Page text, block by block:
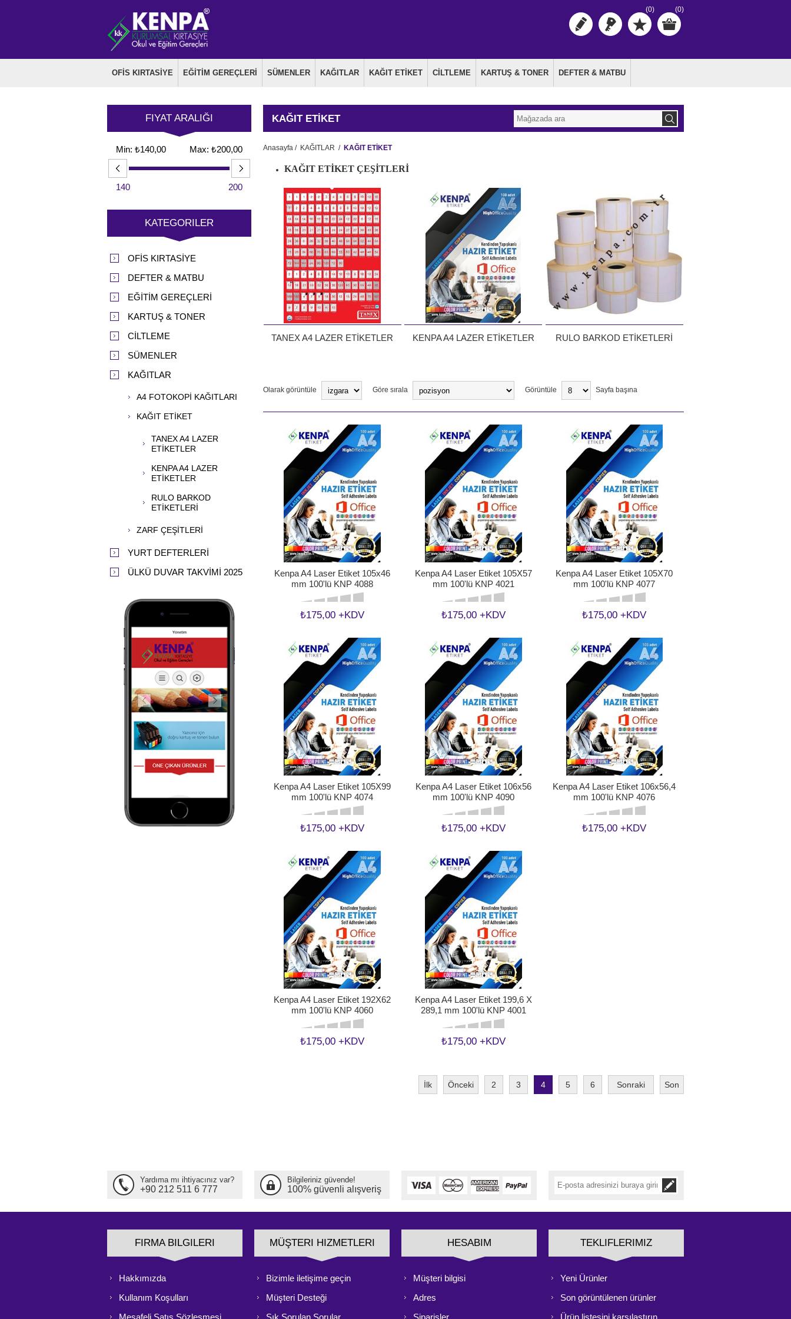
(0) (0)
OFİS KIRTASİYE EĞİTİM GEREÇLERİ SÜMENLER KAĞITLAR KAĞIT ETİKET CİLTLEME KARTUŞ & TONER DEFTER & MATBU
KAĞIT ETİKET
Anasayfa / KAĞITLAR / KAĞIT ETİKET
KAĞIT ETİKET ÇEŞİTLERİ
TANEX A4 LAZER ETİKETLER KENPA A4 LAZER ETİKETLER RULO BARKOD ETİKETLERİ
Olarak görüntüle Göre sırala Görüntüle Sayfa başına
Kenpa A4 Laser Etiket 105x46
mm 100'lü KNP 4088
₺175,00 +KDV
Kenpa A4 Laser Etiket 105X57
mm 100'lü KNP 4021
₺175,00 +KDV
Kenpa A4 Laser Etiket 105X70
mm 100'lü KNP 4077
₺175,00 +KDV
Kenpa A4 Laser Etiket 105X99
mm 100'lü KNP 4074
₺175,00 +KDV
Kenpa A4 Laser Etiket 106x56
mm 100'lü KNP 4090
₺175,00 +KDV
Kenpa A4 Laser Etiket 106x56,4
mm 100'lü KNP 4076
₺175,00 +KDV
Kenpa A4 Laser Etiket 192X62
mm 100'lü KNP 4060
₺175,00 +KDV
Kenpa A4 Laser Etiket 199,6 X
289,1 mm 100'lü KNP 4001
₺175,00 +KDV
İlk Önceki 2 3 4 5 6 Sonraki Son
FIYAT ARALIĞI
Min: ₺140,00 Max: ₺200,00
140 200
KATEGORILER
OFİS KIRTASİYE
DEFTER & MATBU
EĞİTİM GEREÇLERİ
KARTUŞ & TONER
CİLTLEME
SÜMENLER
KAĞITLAR
A4 FOTOKOPİ KAĞITLARI
KAĞIT ETİKET
TANEX A4 LAZER
ETİKETLER
KENPA A4 LAZER
ETİKETLER
RULO BARKOD
ETİKETLERİ
ZARF ÇEŞİTLERİ
YURT DEFTERLERİ
ÜLKÜ DUVAR TAKVİMİ 2025
Yardıma mı ihtiyacınız var?
+90 212 511 6 777
Bilgileriniz güvende!
100% güvenli alışveriş
FIRMA BILGILERI
Hakkımızda
Kullanım Koşulları
Mesafeli Satış Sözleşmesi
MÜŞTERI HIZMETLERI
Bizimle iletişime geçin
Müşteri Desteği
Sık Sorulan Sorular
HESABIM
Müşteri bilgisi
Adres
Siparişler
TEKLIFLERIMIZ
Yeni Ürünler
Son görüntülenen ürünler
Ürün listesini karşılaştırın